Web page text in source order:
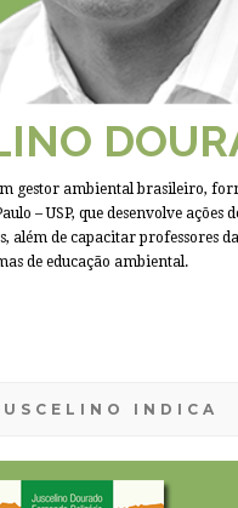
gestor ambiental brasileiro,
– USP, que desenvolve ações
além de capacitar professores
de educação ambiental.
INDICA